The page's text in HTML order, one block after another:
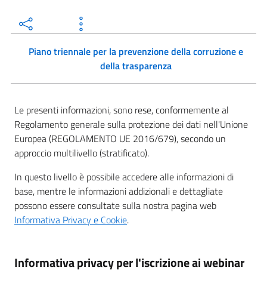
Piano triennale per la prevenzione della corruzione e
della trasparenza
Le presenti informazioni, sono rese, conformemente al
Regolamento generale sulla protezione dei dati nell'Unione
Europea (REGOLAMENTO UE 2016/679), secondo un
approccio multilivello (stratificato).
In questo livello è possibile accedere alle informazioni di
base, mentre le informazioni addizionali e dettagliate
possono essere consultate sulla nostra pagina web
Informativa Privacy e Cookie.
Informativa privacy per l'iscrizione ai webinar